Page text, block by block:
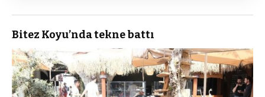
Bitez Koyu’nda tekne battı